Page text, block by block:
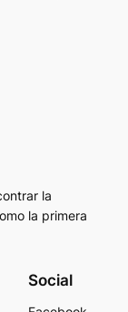
la
la primera
Social